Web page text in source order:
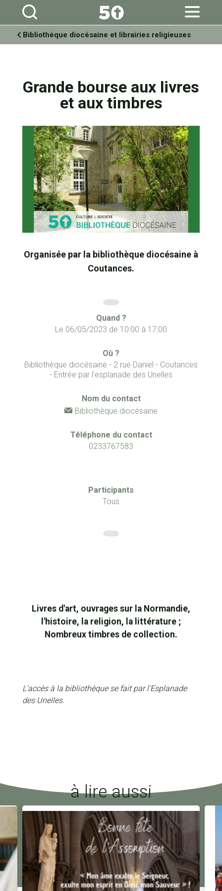
Aller
personnels
Bibliothèque diocésaine et librairies religieuses
Grande bourse aux livres
et aux timbres
Organisée par la bibliothèque diocésaine à
Coutances.
Quand ?
Le 06/05/2023 de 10:00 à 17:00
Où ?
Bibliothèque diocésaine - 2 rue Daniel - Coutances
- Entrée par l'esplanade des Unelles
Nom du contact
Bibliothèque diocésaine
Téléphone du contact
0233767583
Participants
Tous
Livres d'art, ouvrages sur la Normandie,
l'histoire, la religion, la littérature ;
Nombreux timbres de collection.
L'accès à la bibliothèque se fait par l'Esplanade
des Unelles.
à lire aussi